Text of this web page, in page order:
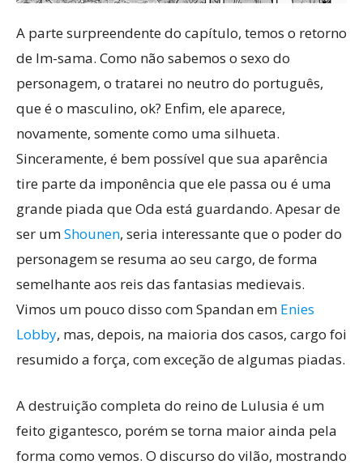
A parte surpreendente do capítulo, temos o retorno
de Im-sama. Como não sabemos o sexo do
personagem, o tratarei no neutro do português,
que é o masculino, ok? Enfim, ele aparece,
novamente, somente como uma silhueta.
Sinceramente, é bem possível que sua aparência
tire parte da imponência que ele passa ou é uma
grande piada que Oda está guardando. Apesar de
ser umShounen, seria interessante que o poder do
personagem se resuma ao seu cargo, de forma
semelhante aos reis das fantasias medievais.
Vimos um pouco disso com Spandan em Enies
Lobby, mas, depois, na maioria dos casos, cargo foi
resumido a força, com exceção de algumas piadas.
A destruição completa do reino de Lulusia é um
feito gigantesco, porém se torna maior ainda pela
forma como vemos. O discurso do vilão, mostrando